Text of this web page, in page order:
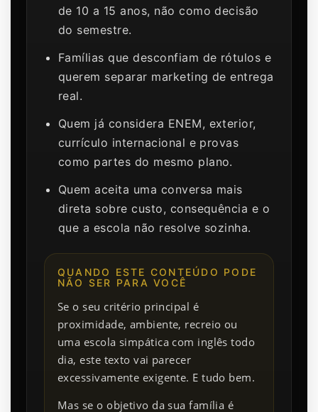
de 10 a 15 anos, não como decisão
do semestre.
Famílias que desconfiam de rótulos e
querem separar marketing de entrega
real.
Quem já considera ENEM, exterior,
currículo internacional e provas
como partes do mesmo plano.
Quem aceita uma conversa mais
direta sobre custo, consequência e o
que a escola não resolve sozinha.
QUANDO ESTE CONTEÚDO PODE
NÃO SER PARA VOCÊ
Se o seu critério principal é
proximidade, ambiente, recreio ou
uma escola simpática com inglês todo
dia, este texto vai parecer
excessivamente exigente. E tudo bem.
Mas se o objetivo da sua família é